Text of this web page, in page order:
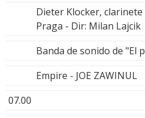
Dieter Klocker,
Praga - Dir: Milan Lajcik
Banda de sonido de "El
Empire - JOE ZAWINUL
07.00